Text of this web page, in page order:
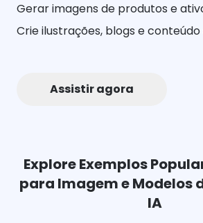
Gerar imagens de produtos e
Crie ilustrações, blogs e
Assistir agora
Explore Exemplos
para Imagem e Modelos
IA